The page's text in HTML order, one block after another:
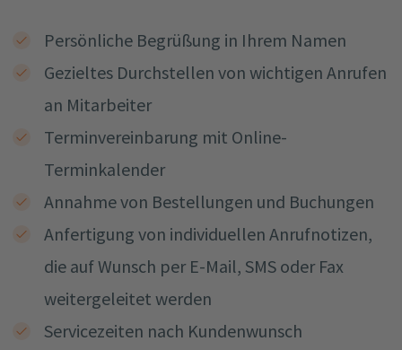
Persönliche Begrüßung in Ihrem Namen
Gezieltes Durchstellen von wichtigen Anrufen
an Mitarbeiter
Terminvereinbarung mit Online-
Terminkalender
Annahme von Bestellungen und Buchungen
Anfertigung von individuellen Anrufnotizen,
die auf Wunsch per E-Mail, SMS oder Fax
weitergeleitet werden
Servicezeiten nach Kundenwunsch